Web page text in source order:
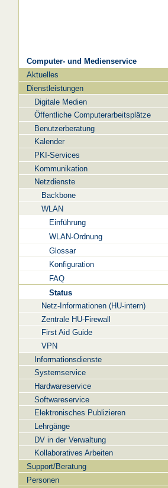
Computer- und Medienservice
Navigation
Aktuelles
Dienstleistungen
Digitale Medien
Öffentliche Computerarbeitsplätze
Benutzerberatung
Kalender
PKI-Services
Kommunikation
Netzdienste
Backbone
WLAN
Einführung
WLAN-Ordnung
Glossar
Konfiguration
FAQ
Status
Netz-Informationen (HU-intern)
Zentrale HU-Firewall
First Aid Guide
VPN
Informationsdienste
Systemservice
Hardwareservice
Softwareservice
Elektronisches Publizieren
Lehrgänge
DV in der Verwaltung
Kollaboratives Arbeiten
Support/Beratung
Personen